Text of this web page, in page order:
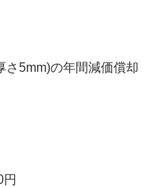
さ5mm)の年間減価償却